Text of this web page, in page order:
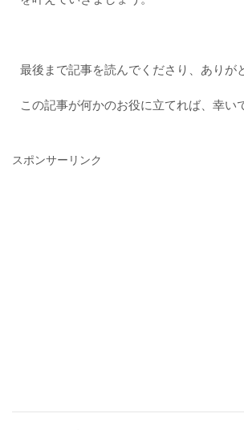
最後まで記事を読んでくださり、ありが
この記事が何かのお役に立てれば、幸い
スポンサーリンク